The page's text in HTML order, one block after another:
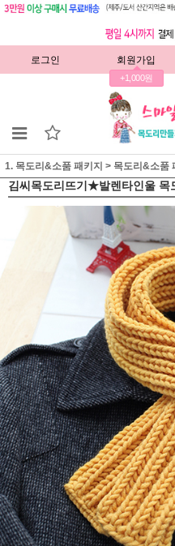
로그인 회원가입
+1,000원
1. 목도리&소품 패키지 > 목도리&소품
김씨목도리뜨기★발렌타인울 목